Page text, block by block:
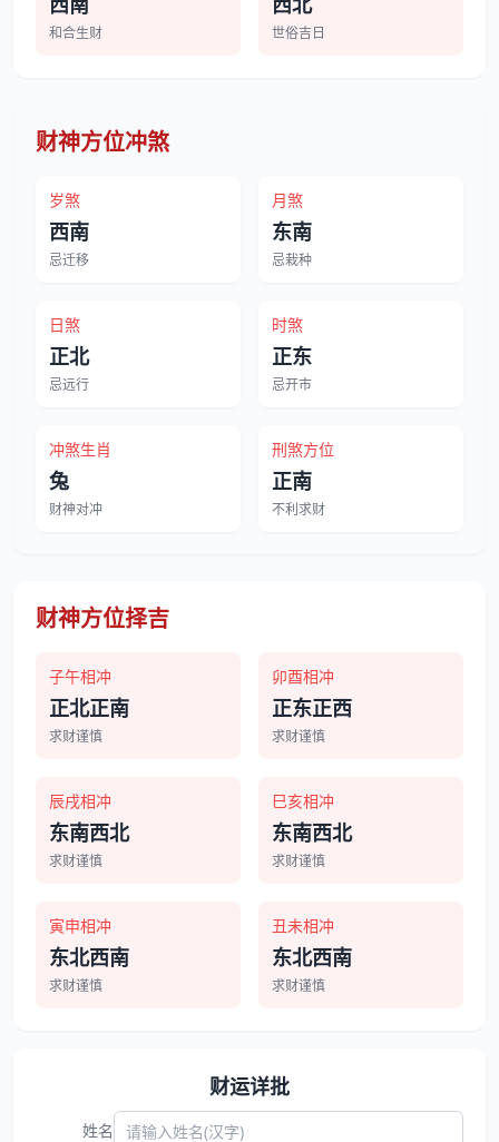
和合生财 世俗吉日
财神方位冲煞
岁煞
西南
忌迁移
月煞
东南
忌栽种
日煞
正北
忌远行
时煞
正东
忌开市
冲煞生肖
兔
财神对冲
刑煞方位
正南
不利求财
财神方位择吉
子午相冲
正北正南
求财谨慎
卯酉相冲
正东正西
求财谨慎
辰戌相冲
东南西北
求财谨慎
巳亥相冲
东南西北
求财谨慎
寅申相冲
东北西南
求财谨慎
丑未相冲
东北西南
求财谨慎
财运详批
姓名